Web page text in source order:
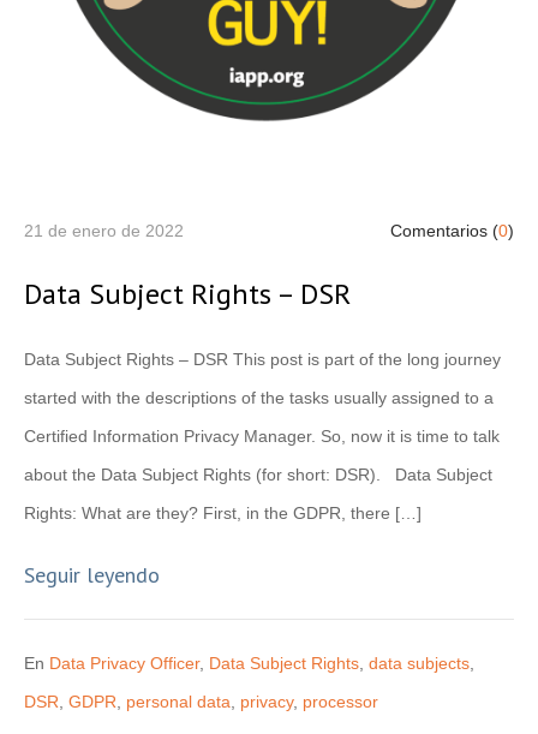
21 de enero de 2022 Comentarios (0)
Data Subject Rights – DSR
Data Subject Rights – DSR This post is part of the long journey
started with the descriptions of the tasks usually assigned to a
Certified Information Privacy Manager. So, now it is time to talk
about the Data Subject Rights (for short: DSR). Data Subject
Rights: What are they? First, in the GDPR, there […]
Seguir leyendo
En Data Privacy Officer, Data Subject Rights data subjects
DSR GDPR personal data privacy, processor